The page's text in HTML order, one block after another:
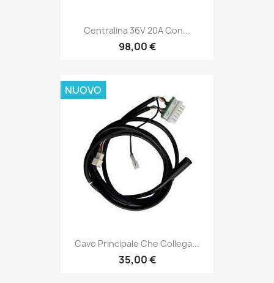
Centralina 36V 20A Con...
98,00 €
Cavo Principale Che Collega...
35,00 €
NUOVO